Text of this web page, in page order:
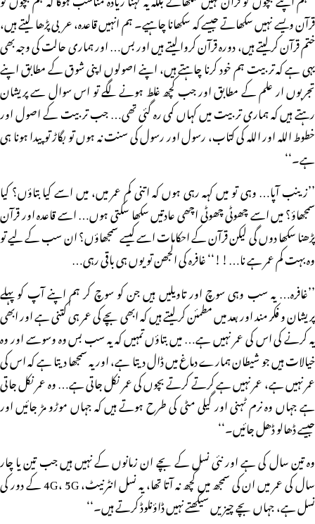
قرآن ویسے نہیں سکھاتے جیسے کہ سکھانا چاہیے۔ ہم انہیں قاعدہ، عربی پڑھا لیتے ہیں،
ختم قرآن کرلیتے ہیں، دورہ قرآن کروالیتے ہیں اور بس… اور ہماری حالت کی وجہ بھی
یہی ہے کہ تربیت ہم خود کرنا چاہتے ہیں، اپنے اصولوں اپنی شوق کے مطابق اپنے
تجربوں ار علم کے مطابق اور جب کچھ غلط ہونے لگے تو اس سوال سے پریشان
رہتے ہیں کہ ہماری تربیت میں کہاں کمی رہ گئی تھی… جب تربیت کے اصول اور
خطوط اللہ اور اللہ کی کتاب، رسول اور رسول کی سنت نہ ہوں تو بگاڑ تو پیدا ہونا ہی
ہے۔‘‘
’’زینب آپا… وہی تو میں کہہ رہی ہوں کہ اتنی کم عمر میں، میں اسے کیا بتاؤں؟ کیا
سمجھاؤ؟ میں اسے چھوٹی چھوٹی اچھی عادتیں سکھا سکتی ہوں… اسے قاعدہ اور قرآن
پڑھنا سکھا دوں گی لیکن قرآن کے احکامات اسے کیسے سمجھاؤں؟ ان سب کے لیے تو
وہ بہت کم عمر ہے نا…!!‘‘ غافرہ کی الجھن تو یوں ہی باقی رہی…
’’غافرہ… یہ سب وہی سوچ اور تاویلیں ہیں جن کو سوچ کر ہم اپنے آپ کو پہلے
پریشان و فکر مند اور بعد میں مطمئن کرلیتے ہیں کہ ابھی بچے کی عمر ہی کتنی ہے اور ابھی
یہ کرنے کی اس کی عمر نہیں ہے… میں بتاؤں تمہیں کہ یہ سب بس وہ وسوسے اور وہ
خیالات ہیں جو شیطان ہمارے دماغ میں ڈال دیتا ہے، اور یہ سمجھا دیتا ہے کہ اس کی
عمر نہیں ہے، عمر نہیں ہے کرتے کرتے بچوں کی عمر نکل جاتی ہے… وہ عمر نکل جاتی
ہے جہاں وہ نرم ٹہنی اور گیلی مٹی کی طرح ہوتے ہیں کہ جہاں موڑو مڑ جائیں اور
جیسے ڈھالو ڈھل جائیں۔‘‘
وہ تین سال کی ہے اور نئی نسل کے بچے ان زمانوں کے نہیں ہیں جب تین یا چار
سال کی عمر میں ان کی سمجھ میں کچھ نہ آتا تھا، یہ نسل انٹرنیٹ، 4G، 5G کے دور کی
نسل ہے، جہاں بچے چیزیں سیکھتے نہیں ڈاؤنلوڈ کرتے ہیں۔‘‘